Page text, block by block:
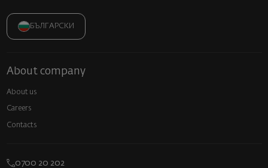
БЪЛГАРСКИ
About company
About us
Careers
Contacts
0700 20 202